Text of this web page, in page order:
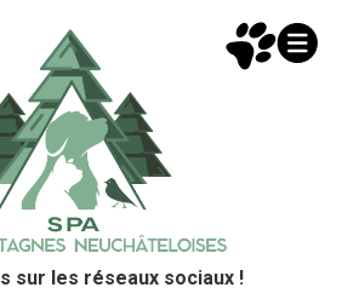
sur les réseaux sociaux !